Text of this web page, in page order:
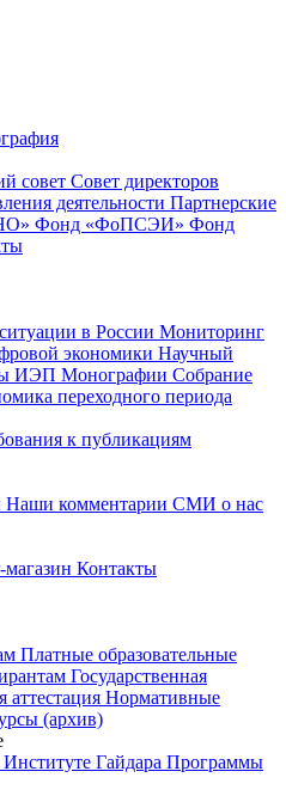
совет Совет директоров
деятельности Партнерские
Фонд «ФоПСЭИ» Фонд
в России Мониторинг
экономики Научный
ИЭП Монографии Собрание
переходного периода
к публикациям
Наши комментарии СМИ о нас
Контакты
Платные образовательные
Государственная
аттестация Нормативные
(архив)
Гайдара Программы